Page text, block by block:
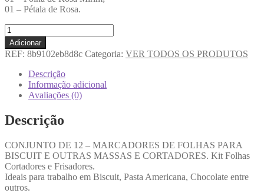
01 – Pétala de Rosa.
Adicionar
REF: 8b9102eb8d8c Categoria: VER TODOS OS PRODUTOS
Descrição
Informação adicional
Avaliações (0)
Descrição
CONJUNTO DE 12 – MARCADORES DE FOLHAS PARA
BISCUIT E OUTRAS MASSAS E CORTADORES. Kit Folhas
Cortadores e Frisadores.
Ideais para trabalho em Biscuit, Pasta Americana, Chocolate entre
outros.